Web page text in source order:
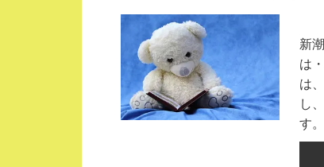
新
は
は
し
す